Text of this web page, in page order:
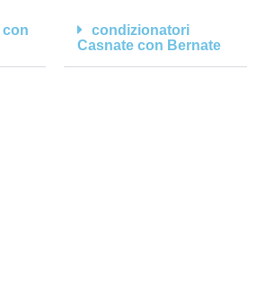
con
condizionatori
Casnate con Bernate